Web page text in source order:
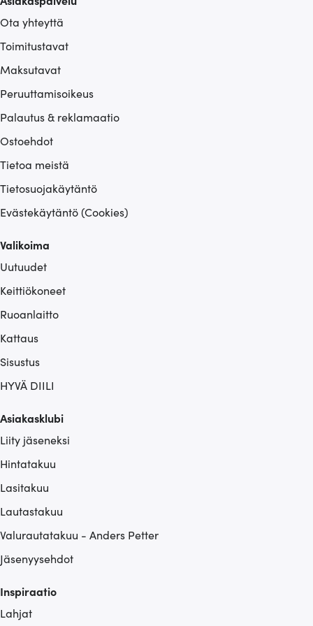
kerätty, kun olet käyttänyt heidän palvelujaan.
Ota yhteyttä
Toimitustavat
Maksutavat
Peruuttamisoikeus
Palautus & reklamaatio
Ostoehdot
Tietoa meistä
Tietosuojakäytäntö
Evästekäytäntö (Cookies)
Valikoima
Uutuudet
Keittiökoneet
Ruoanlaitto
Kattaus
Sisustus
HYVÄ DIILI
Asiakasklubi
Liity jäseneksi
Hintatakuu
Lasitakuu
Lautastakuu
Valurautatakuu - Anders Petter
Jäsenyysehdot
Inspiraatio
Lahjat